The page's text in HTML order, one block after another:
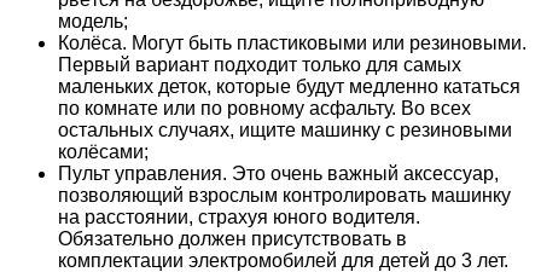
модель;
Колёса. Могут быть пластиковыми или резиновыми.
Первый вариант подходит только для самых
маленьких деток, которые будут медленно кататься
по комнате или по ровному асфальту. Во всех
остальных случаях, ищите машинку с резиновыми
колёсами;
Пульт управления. Это очень важный аксессуар,
позволяющий взрослым контролировать машинку
на расстоянии, страхуя юного водителя.
Обязательно должен присутствовать в
комплектации электромобилей для детей до 3 лет.